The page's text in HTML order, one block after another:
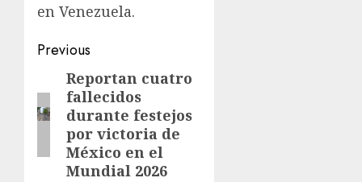
en Venezuela.
Previous
Reportan cuatro
fallecidos
durante festejos
por victoria de
México en el
Mundial 2026